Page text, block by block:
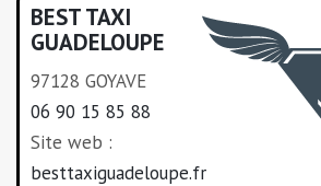
BEST TAXI
GUADELOUPE
97128 GOYAVE
06 90 15 85 88
Site web :
besttaxiguadeloupe.fr